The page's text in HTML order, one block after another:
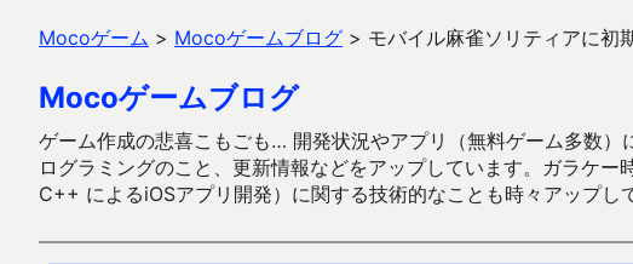
Mocoゲーム > Mocoゲームブログ > モバイル麻雀ソリティアに初
Mocoゲームブログ
ゲーム作成の悲喜こもごも… 開発状況やアプリ（無料ゲーム多数
ログラミングのこと、更新情報などをアップしています。ガラケ
C++ によるiOSアプリ開発）に関する技術的なことも時々アップし